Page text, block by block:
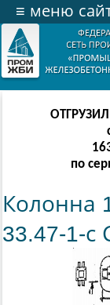
≡ меню
по
Колонна
33.47-1-с